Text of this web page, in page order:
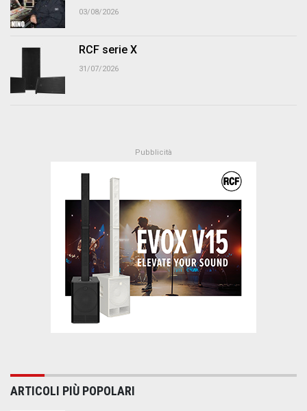
03/08/2026
RCF serie X
31/07/2026
ARTICOLI PIÙ POPOLARI